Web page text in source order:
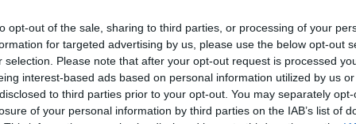
opt-out of the sale, sharing to third parties, or processing of your
for targeted advertising by us, please use the below opt-out
selection. Please note that after your opt-out request is processed
interest-based ads based on personal information utilized by us
to third parties prior to your opt-out. You may separately
of your personal information by third parties on the IAB’s list of
adott interjújában részletesen felidézte,
the server or network failed or because the